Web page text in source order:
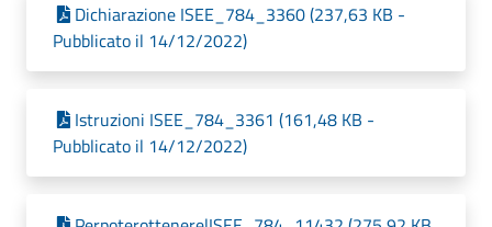
Dichiarazione ISEE_784_3360 (237,63 KB -
Pubblicato il 14/12/2022)
Istruzioni ISEE_784_3361 (161,48 KB -
Pubblicato il 14/12/2022)